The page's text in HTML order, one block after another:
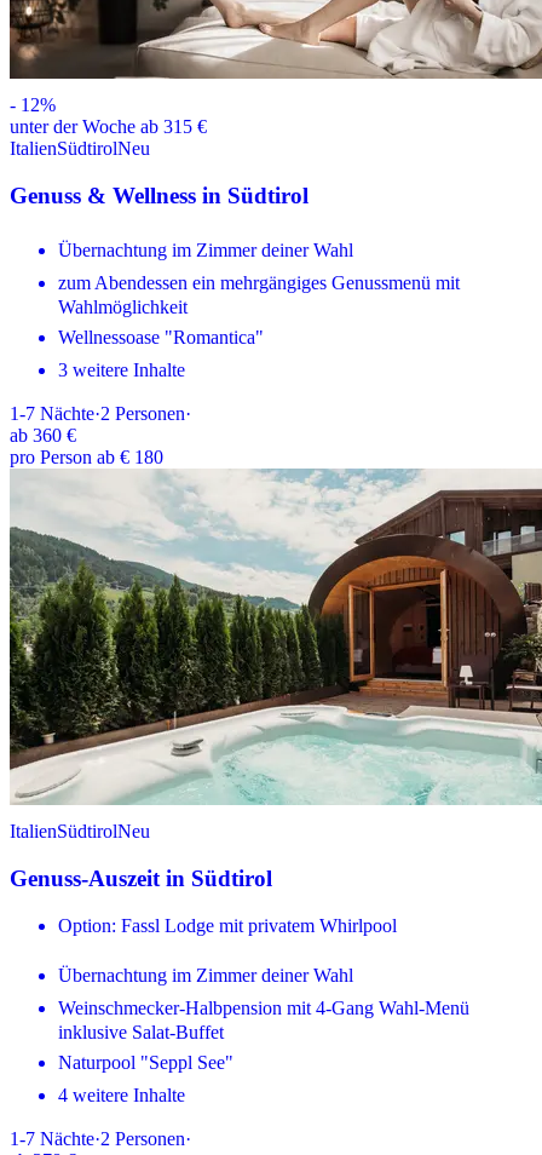
- 12%
unter der Woche ab 315 €
ItalienSüdtirolNeu
Genuss & Wellness in Südtirol
Übernachtung im Zimmer deiner Wahl
zum Abendessen ein mehrgängiges Genussmenü mit
Wahlmöglichkeit
Wellnessoase "Romantica"
3 weitere Inhalte
1-7 Nächte·2 Personen·
ab 360 €
pro Person ab € 180
ItalienSüdtirolNeu
Genuss-Auszeit in Südtirol
Option: Fassl Lodge mit privatem Whirlpool
Übernachtung im Zimmer deiner Wahl
Weinschmecker-Halbpension mit 4-Gang Wahl-Menü
inklusive Salat-Buffet
Naturpool "Seppl See"
4 weitere Inhalte
1-7 Nächte·2 Personen·